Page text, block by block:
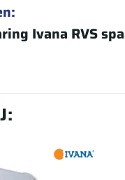
Ivana RVS